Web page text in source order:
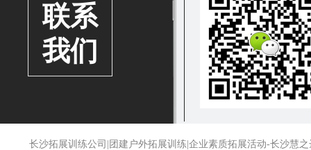
联系
我们
长沙拓展训练公司|团建户外拓展训练|企业素质拓展活动-长